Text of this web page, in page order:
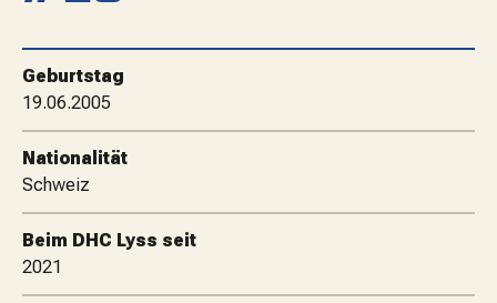
AKTUELLES
SPONSOREN
KONTAKT
Geburtstag
19.06.2005
Nationalität
Schweiz
Beim DHC Lyss seit
2021